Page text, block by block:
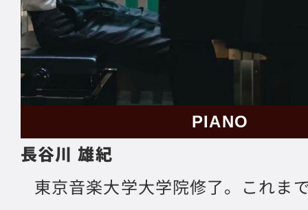
PIANO
長谷川 雄紀
東京音楽大学大学院修了。これま